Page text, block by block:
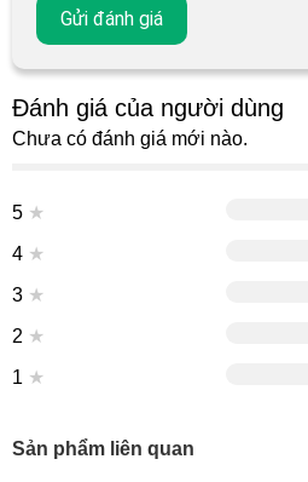
Đánh giá của người dùng
Chưa có đánh giá mới nào.
5 ★
4 ★
3 ★
2 ★
1 ★
Sản phẩm liên quan